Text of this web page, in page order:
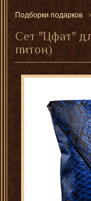
Подборки подарков
Сет "Цфат"
питон)